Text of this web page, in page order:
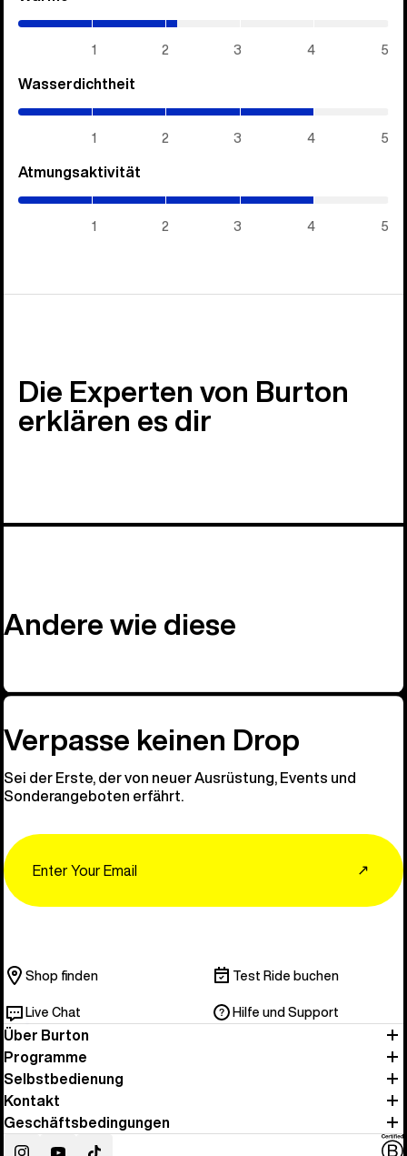
1 2 3 4 5
Wasserdichtheit
1 2 3 4 5
Atmungsaktivität
1 2 3 4 5
Die Experten von Burton
erklären es dir
Andere wie diese
Verpasse keinen Drop
Sei der Erste, der von neuer Ausrüstung, Events und
Sonderangeboten erfährt.
↗
Shop finden Test Ride buchen
Live Chat Hilfe und Support
Über Burton
Programme
Selbstbedienung
Kontakt
Geschäftsbedingungen